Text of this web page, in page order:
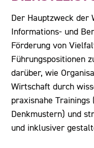
Der Hauptzweck der
Informations- und
Förderung von
Führungspositionen
darüber, wie
Wirtschaft durch
praxisnahe Trainings
Denkmustern) und
und inklusiver